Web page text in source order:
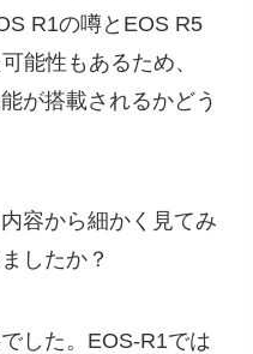
R1の噂とEOS R5
能性もあるため、
が搭載されるかどう
容から細かく見てみ
したか？
した。EOS-R1では